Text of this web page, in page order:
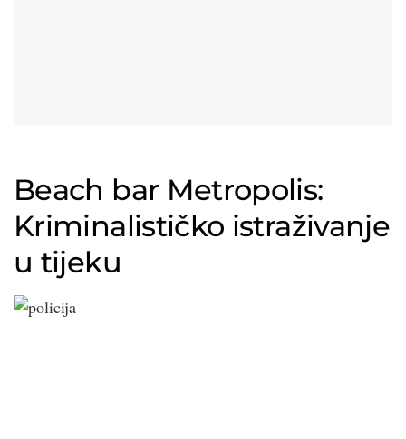
Beach bar Metropolis:
Kriminalističko istraživanje
u tijeku